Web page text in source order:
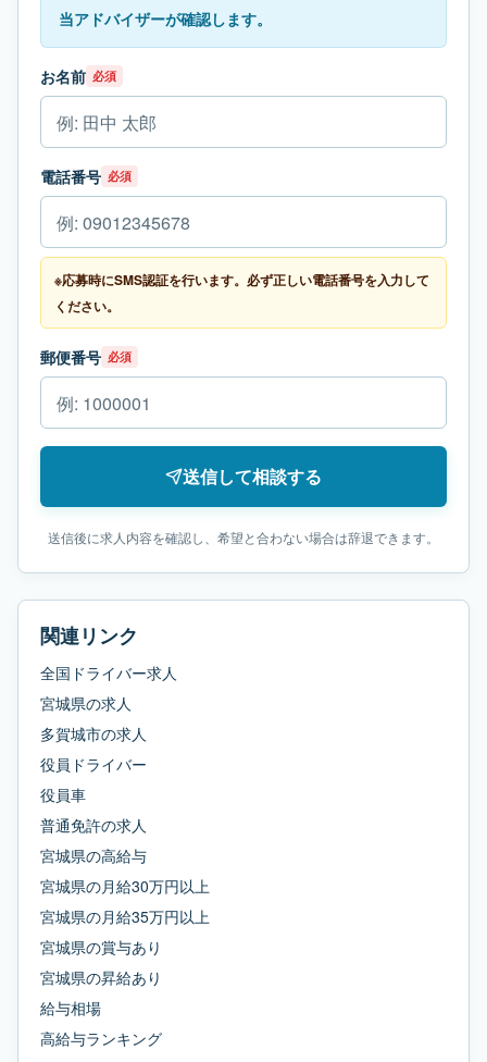
当アドバイザーが確認します。
お名前 必須
電話番号 必須
※応募時にSMS認証を行います。必ず正しい電話番号を入力して
ください。
郵便番号 必須
送信して相談する
送信後に求人内容を確認し、希望と合わない場合は辞退できます。
関連リンク
全国ドライバー求人
宮城県の求人
多賀城市の求人
役員ドライバー
役員車
普通免許の求人
宮城県の高給与
宮城県の月給30万円以上
宮城県の月給35万円以上
宮城県の賞与あり
宮城県の昇給あり
給与相場
高給与ランキング